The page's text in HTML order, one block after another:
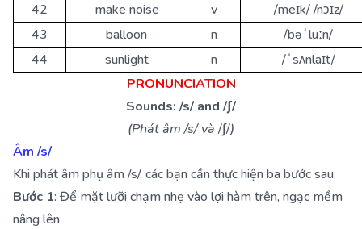
42
make noise v
/meɪk/ /nɔɪz/
43
balloon n
/bəˈluːn/
44
sunlight n
/ˈsʌnlaɪt/
PRONUNCIATION
Sounds: /s/ and /∫/
(Phát âm /s/ và /∫/)
Âm /s/
Khi phát âm phụ âm /s/, các bạn cần thực hiện ba bước sau:
Bước 1: Để mặt lưỡi chạm nhẹ vào lợi hàm trên, ngạc mềm
nâng lên